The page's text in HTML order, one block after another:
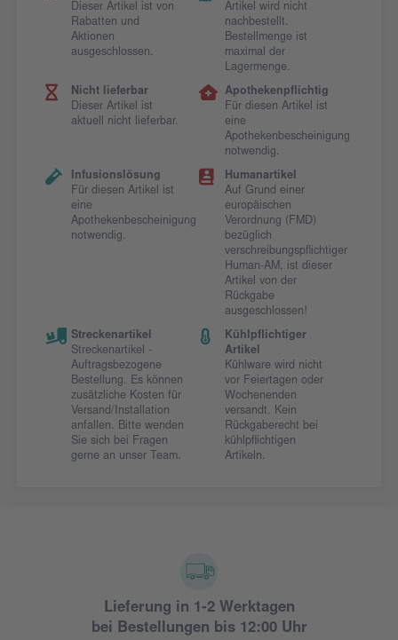
Dieser Artikel ist von
Rabatten und
Aktionen
ausgeschlossen.
Artikel wird nicht
nachbestellt.
Bestellmenge ist
maximal der
Lagermenge.
Nicht lieferbar
Dieser Artikel ist
aktuell nicht lieferbar.
Apothekenpflichtig
Für diesen Artikel ist
eine
Apothekenbescheinigung
notwendig.
Infusionslösung
Für diesen Artikel ist
eine
Apothekenbescheinigung
notwendig.
Humanartikel
Auf Grund einer
europäischen
Verordnung (FMD)
bezüglich
verschreibungspflichtiger
Human-AM, ist dieser
Artikel von der
Rückgabe
ausgeschlossen!
Streckenartikel
Streckenartikel -
Auftragsbezogene
Bestellung. Es können
zusätzliche Kosten für
Versand/Installation
anfallen. Bitte wenden
Sie sich bei Fragen
gerne an unser Team.
Kühlpflichtiger
Artikel
Kühlware wird nicht
vor Feiertagen oder
Wochenenden
versandt. Kein
Rückgaberecht bei
kühlpflichtigen
Artikeln.
Lieferung in 1-2 Werktagen
bei Bestellungen bis 12:00 Uhr